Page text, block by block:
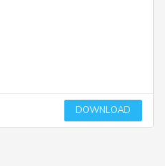
DOWNLOAD